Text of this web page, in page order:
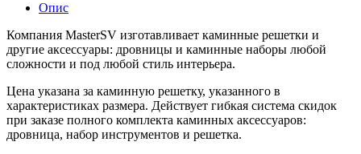
Опис
Компания MasterSV изготавливает каминные решетки и
другие аксессуары: дровницы и каминные наборы любой
сложности и под любой стиль интерьера.
Цена указана за каминную решетку, указанного в
характеристиках размера. Действует гибкая система скидок
при заказе полного комплекта каминных аксессуаров:
дровница, набор инструментов и решетка.